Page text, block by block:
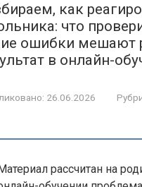
как
что
ошибки мешают
в онлайн-
26.06.2026
рассчитан на